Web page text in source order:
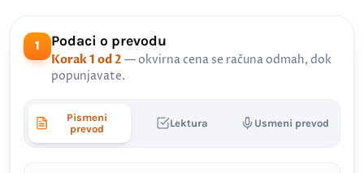
1 Podaci o prevodu
Korak 1 od 2 — okvirna cena se računa odmah, dok
popunjavate.
Pismeni
prevod
Lektura Usmeni prevod